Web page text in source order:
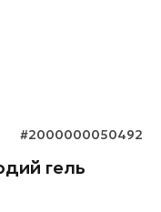
#2000000050492
гель